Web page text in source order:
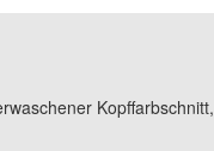
Kopffarbschnitt,